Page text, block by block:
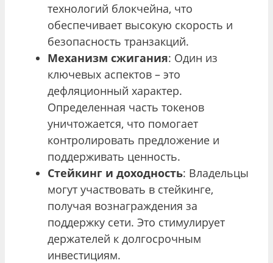
технологий блокчейна, что
обеспечивает высокую скорость и
безопасность транзакций.
Механизм сжигания: Один из
ключевых аспектов – это
дефляционный характер.
Определенная часть токенов
уничтожается, что помогает
контролировать предложение и
поддерживать ценность.
Стейкинг и доходность: Владельцы
могут участвовать в стейкинге,
получая вознаграждения за
поддержку сети. Это стимулирует
держателей к долгосрочным
инвестициям.